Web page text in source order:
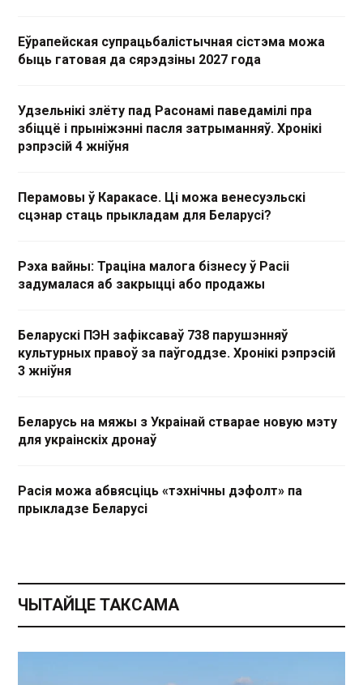
Еўрапейская супрацьбалістычная сістэма можа
быць гатовая да сярэдзіны 2027 года
Удзельнікі злёту пад Расонамі паведамілі пра
збіццё і прыніжэнні пасля затрыманняў. Хронікі
рэпрэсій 4 жніўня
Перамовы ў Каракасе. Ці можа венесуэльскі
сцэнар стаць прыкладам для Беларусі?
Рэха вайны: Траціна малога бізнесу ў Расіі
задумалася аб закрыцці або продажы
Беларускі ПЭН зафіксаваў 738 парушэнняў
культурных правоў за паўгоддзе. Хронікі рэпрэсій
3 жніўня
Беларусь на мяжы з Украінай стварае новую мэту
для украінскіх дронаў
Расія можа абвясціць «тэхнічны дэфолт» па
прыкладзе Беларусі
ЧЫТАЙЦЕ ТАКСАМА